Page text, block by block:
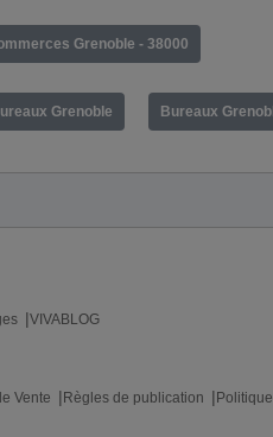
Grenoble - 38000
Grenoble Bureaux
VIVABLOG
Vente Règles de publication